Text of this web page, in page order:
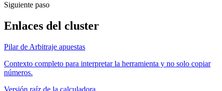
Siguiente paso
Enlaces del cluster
Pilar de Arbitraje apuestas
Contexto completo para interpretar la herramienta y no solo copiar
números.